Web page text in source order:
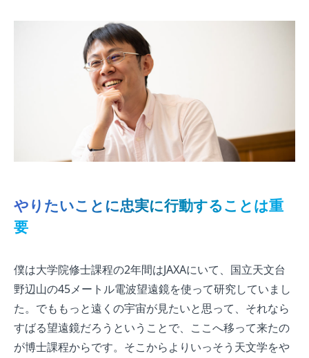
やりたいことに忠実に行動することは重
要
僕は大学院修士課程の2年間はJAXAにいて、国立天文台
野辺山の45メートル電波望遠鏡を使って研究していまし
た。でももっと遠くの宇宙が見たいと思って、それなら
すばる望遠鏡だろうということで、ここへ移って来たの
が博士課程からです。そこからよりいっそう天文学をや